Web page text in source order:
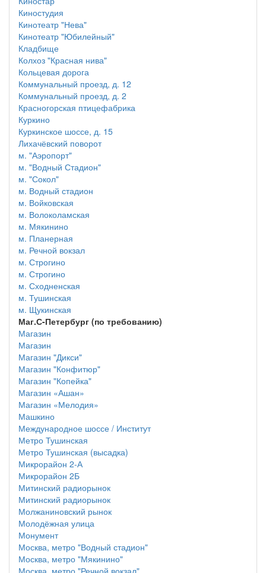
Киностудия
Кинотеатр "Нева"
Кинотеатр "Юбилейный"
Кладбище
Колхоз "Красная нива"
Кольцевая дорога
Коммунальный проезд, д. 12
Коммунальный проезд, д. 2
Красногорская птицефабрика
Куркино
Куркинское шоссе, д. 15
Лихачёвский поворот
м. "Аэропорт"
м. "Водный Стадион"
м. "Сокол"
м. Водный стадион
м. Войковская
м. Волоколамская
м. Мякинино
м. Планерная
м. Речной вокзал
м. Строгино
м. Строгино
м. Сходненская
м. Тушинская
м. Щукинская
Маг.С-Петербург (по требованию)
Магазин
Магазин
Магазин "Дикси"
Магазин "Конфитюр"
Магазин "Копейка"
Магазин «Ашан»
Магазин «Мелодия»
Машкино
Международное шоссе / Институт
Метро Тушинская
Метро Тушинская (высадка)
Микрорайон 2-А
Микрорайон 2Б
Митинский радиорынок
Митинский радиорынок
Молжаниновский рынок
Молодёжная улица
Монумент
Москва, метро "Водный стадион"
Москва, метро "Мякинино"
Москва, метро "Речной вокзал"